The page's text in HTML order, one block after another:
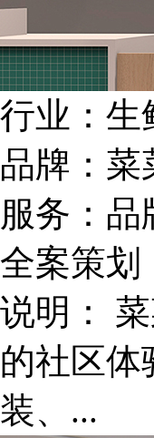
行业： 生
品牌： 菜
服务： 品
全案策划
说明：
的社区体
装、...